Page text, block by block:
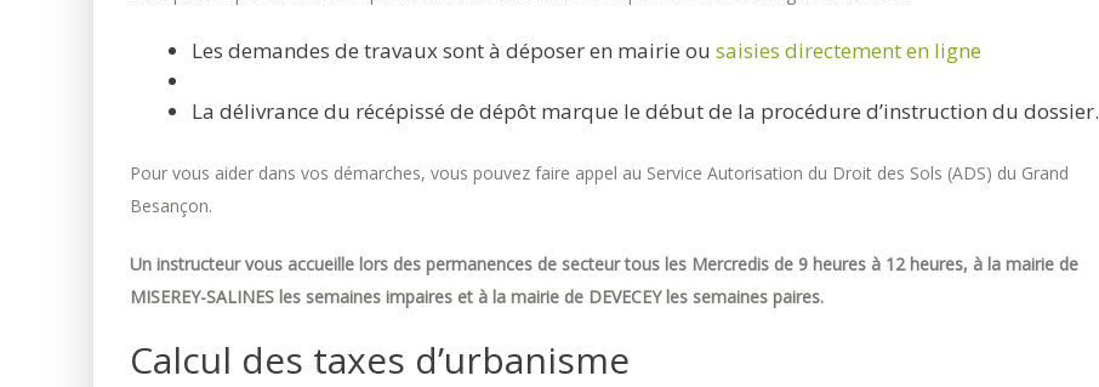
Les demandes de travaux sont à déposer en mairie ou saisies directement en ligne
La délivrance du récépissé de dépôt marque le début de la procédure d’instruction du dossier.
Pour vous aider dans vos démarches, vous pouvez faire appel au Service Autorisation du Droit des Sols (ADS) du Grand
Besançon.
Un instructeur vous accueille lors des permanences de secteur tous les Mercredis de 9 heures à 12 heures, à la mairie de
MISEREY-SALINES les semaines impaires et à la mairie de DEVECEY les semaines paires.
Calcul des taxes d’urbanisme